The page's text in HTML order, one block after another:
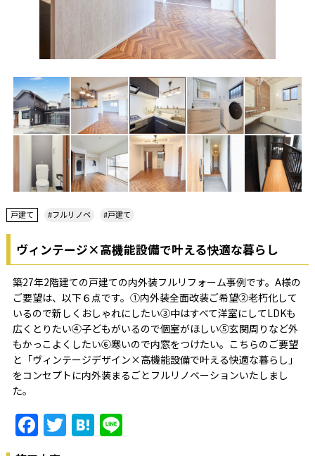
戸建て #フルリノベ #戸建て
ヴィンテージ×高機能設備で叶える快適な暮らし
築27年2階建ての戸建ての内外装フルリフォーム事例です。A様の
ご要望は、以下６点です。①内外装全面改装ご希望②老朽化して
いるので新しくおしゃれにしたい③中はすべて洋室にしてLDKも
広くとりたい④子どもがいるので個室がほしい⑤玄関周りなど外
もかっこよくしたい⑥寒いので内窓をつけたい。こちらのご要望
と「ヴィンテージデザイン×高機能設備で叶える快適な暮らし」
をコンセプトに内外装まるごとフルリノベーションいたしまし
た。
Facebook
TwitterHatena
Line